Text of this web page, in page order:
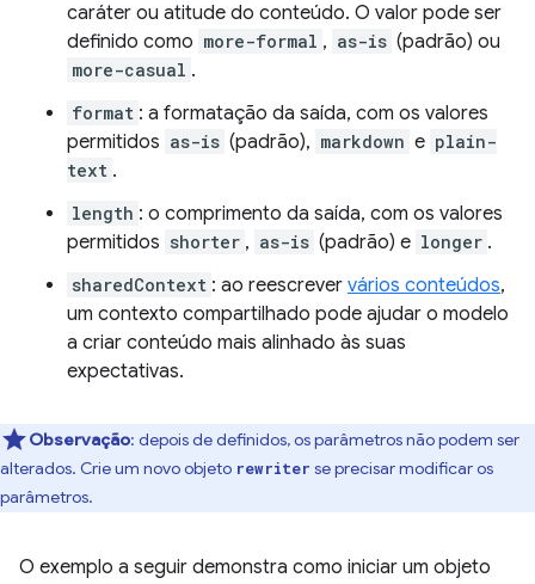
caráter ou atitude do conteúdo. O valor pode ser
definido como more-formal , as-is (padrão) ou
more-casual .
format : a formatação da saída, com os valores
permitidos as-is (padrão), markdown e plain-
text .
length : o comprimento da saída, com os valores
permitidos shorter , as-is (padrão) e longer .
sharedContext : ao reescrever vários conteúdos,
um contexto compartilhado pode ajudar o modelo
a criar conteúdo mais alinhado às suas
expectativas.
Observação: depois de definidos, os parâmetros não podem ser
alterados. Crie um novo objeto rewriter se precisar modificar os
parâmetros.
O exemplo a seguir demonstra como iniciar um objeto